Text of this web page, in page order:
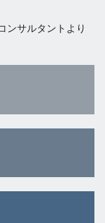
ンサルタントより